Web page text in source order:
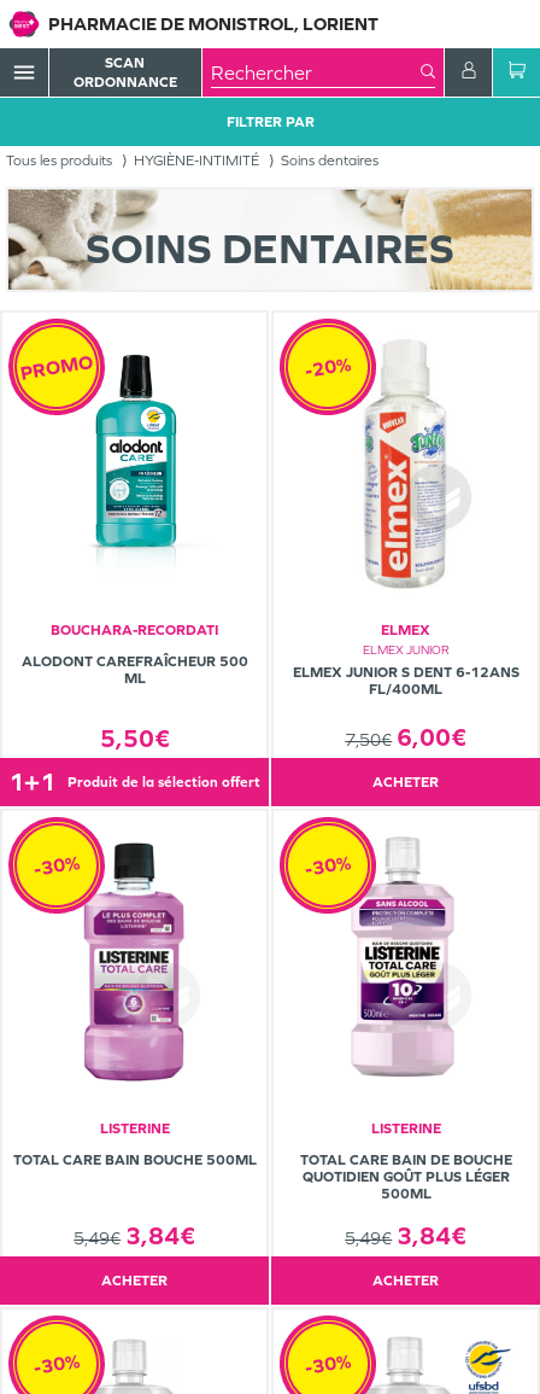
PHARMACIE DE MONISTROL, LORIENT
menu
SCAN
ORDONNANCE
Tous les produits HYGIÈNE-INTIMITÉ Soins dentaires
FILTRER PAR
SOINS DENTAIRES
BOUCHARA-RECORDATI
ALODONT CAREFRAÎCHEUR 500
ML
5,50€
PROMO
1+1 produit de la sélection offert
ELMEX
ELMEX JUNIOR
ELMEX JUNIOR S DENT 6-12ANS
FL/400ML
7,50€ 6,00€
-20%
ACHETER
LISTERINE
TOTAL CARE BAIN BOUCHE 500ML
5,49€ 3,84€
-30%
ACHETER
LISTERINE
TOTAL CARE BAIN DE BOUCHE
QUOTIDIEN GOÛT PLUS LÉGER
500ML
5,49€ 3,84€
-30%
ACHETER
-30% -30%